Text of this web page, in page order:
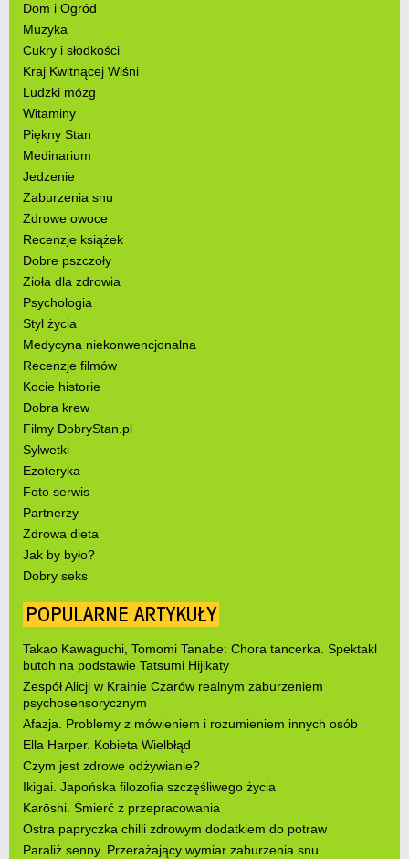
Dom i Ogród
Muzyka
Cukry i słodkości
Kraj Kwitnącej Wiśni
Ludzki mózg
Witaminy
Piękny Stan
Medinarium
Jedzenie
Zaburzenia snu
Zdrowe owoce
Recenzje książek
Dobre pszczoły
Zioła dla zdrowia
Psychologia
Styl życia
Medycyna niekonwencjonalna
Recenzje filmów
Kocie historie
Dobra krew
Filmy DobryStan.pl
Sylwetki
Ezoteryka
Foto serwis
Partnerzy
Zdrowa dieta
Jak by było?
Dobry seks
POPULARNE ARTYKUŁY
Takao Kawaguchi, Tomomi Tanabe: Chora tancerka. Spektakl
butoh na podstawie Tatsumi Hijikaty
Zespół Alicji w Krainie Czarów realnym zaburzeniem
psychosensorycznym
Afazja. Problemy z mówieniem i rozumieniem innych osób
Ella Harper. Kobieta Wielbłąd
Czym jest zdrowe odżywianie?
Ikigai. Japońska filozofia szczęśliwego życia
Karōshi. Śmierć z przepracowania
Ostra papryczka chilli zdrowym dodatkiem do potraw
Paraliż senny. Przerażający wymiar zaburzenia snu